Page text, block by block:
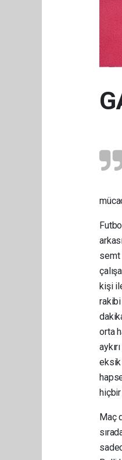
semt
kişi
rakibi
orta
eksik
hiçbir
Maç